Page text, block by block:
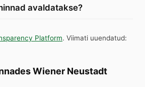
avaldatakse?
Platform. Viimati uuendatud:
Wiener Neustadt